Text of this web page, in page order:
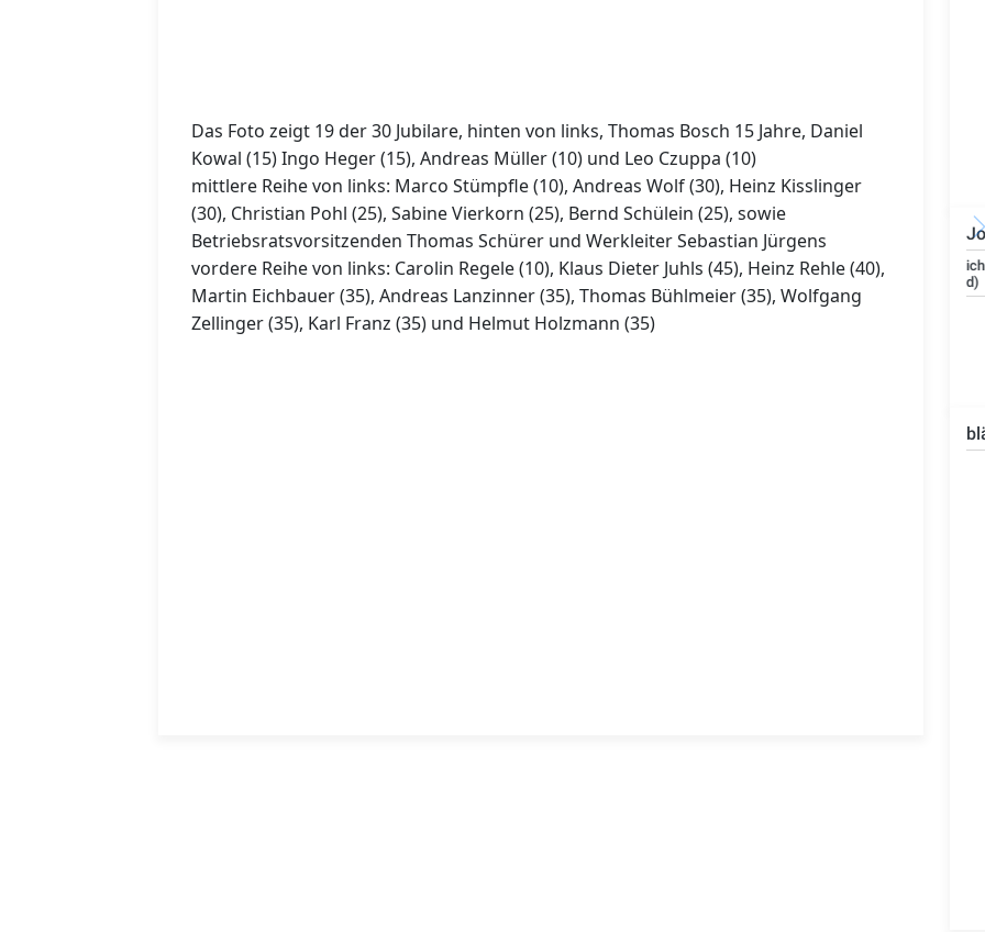
Das Foto zeigt 19 der 30 Jubilare, hinten von links, Thomas Bosch 15 Jahre, Daniel
Kowal (15) Ingo Heger (15), Andreas Müller (10) und Leo Czuppa (10)
mittlere Reihe von links: Marco Stümpfle (10), Andreas Wolf (30), Heinz Kisslinger
(30), Christian Pohl (25), Sabine Vierkorn (25), Bernd Schülein (25), sowie
Betriebsratsvorsitzenden Thomas Schürer und Werkleiter Sebastian Jürgens
vordere Reihe von links: Carolin Regele (10), Klaus Dieter Juhls (45), Heinz Rehle (40),
Martin Eichbauer (35), Andreas Lanzinner (35), Thomas Bühlmeier (35), Wolfgang
Zellinger (35), Karl Franz (35) und Helmut Holzmann (35)
Bauzeichner/Bautechniker